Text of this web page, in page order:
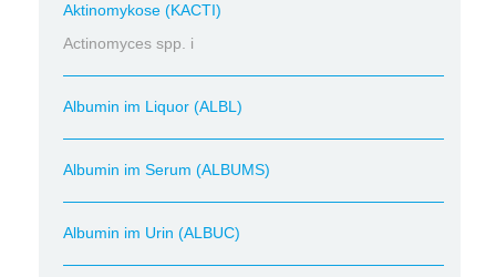
Aktinomykose (KACTI)
Actinomyces spp. i
Albumin im Liquor (ALBL)
Albumin im Serum (ALBUMS)
Albumin im Urin (ALBUC)